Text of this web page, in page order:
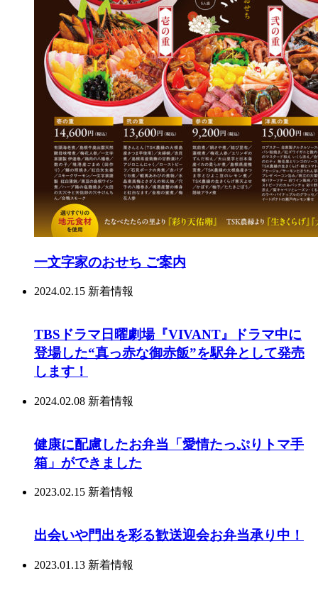
一文字家のおせち ご案内
2024.02.15 新着情報
TBSドラマ日曜劇場『VIVANT』ドラマ中に
登場した“真っ赤な御赤飯”を駅弁として発売
します！
2024.02.08 新着情報
健康に配慮したお弁当「愛情たっぷりトマ手
箱」ができました
2023.02.15 新着情報
出会いや門出を彩る歓送迎会お弁当承り中！
2023.01.13 新着情報